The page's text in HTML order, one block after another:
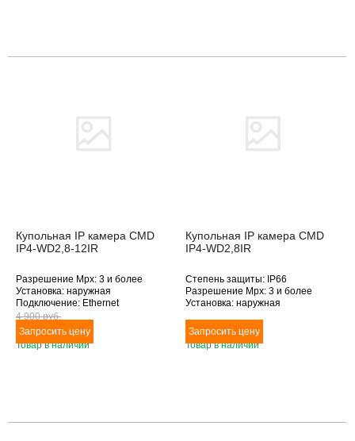
Купольная IP камера CMD
IP4-WD2,8-12IR
Разрешение Mpx: 3 и более
Установка: наружная
Подключение: Ethernet
Дополнительное оснащение:
инфракрасная подсветка
Объектив (фокусное расстояние,
мм): 2.8-12
4 900 pуб.
Товар в наличии
Купольная IP камера CMD
IP4-WD2,8IR
Степень защиты: IP66
Разрешение Mpx: 3 и более
Установка: наружная
Дополнительное оснащение:
антивандальное исполнение,
инфракрасная подсветка
Товар в наличии